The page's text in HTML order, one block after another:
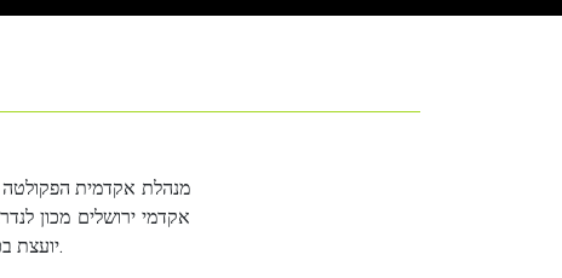
מנהלת אקדמית הפקולטה
אקדמי ירושלים מכון
יועצת בכירה לארגונים בתחומי הניהול הבין לאומי מתמחה בנושאי ניהול בין לאומי, הבדלים תרבותיים בין מדינות, רילוקיישן ונסיעות עסקים.